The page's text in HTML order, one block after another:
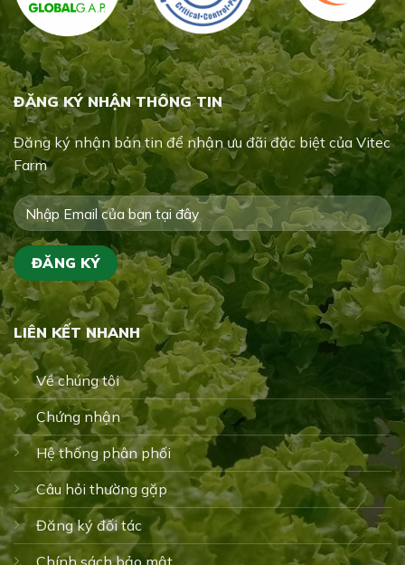
ĐĂNG KÝ NHẬN THÔNG TIN
Đăng ký nhận bản tin để nhận ưu đãi đặc biệt của Vitec
Farm
LIÊN KẾT NHANH
Về chúng tôi
Chứng nhận
Hệ thống phân phối
Câu hỏi thường gặp
Đăng ký đối tác
Chính sách bảo mật